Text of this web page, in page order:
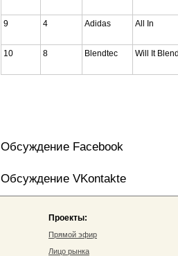
9 4 Adidas All In
10 8 Blendtec Will It
Обсуждение Facebook
Обсуждение VKontakte
Проекты:
Прямой эфир
Лицо рынка